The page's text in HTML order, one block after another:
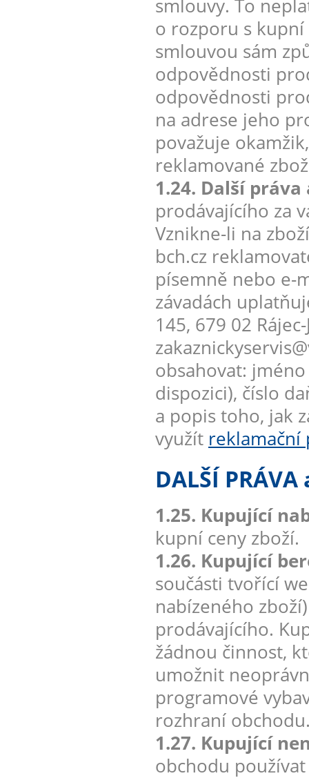
smlouvy. To
o rozporu s
smlouvou sám
odpovědnosti
odpovědnosti
na adrese jeho
považuje
reklamované
1.24. Další
prodávajícího za
Vznikne-li na
bch.cz
písemně nebo e-
závadách
145, 679 02
obsahovat:
dispozici), číslo
a popis toho, jak
využít
DALŠÍ
1.25. Kupující
kupní ceny zboží.
1.26. Kupující
součásti tvořící
nabízeného
prodávajícího.
žádnou činnost,
umožnit
programové
rozhraní
1.27. Kupující
obchodu